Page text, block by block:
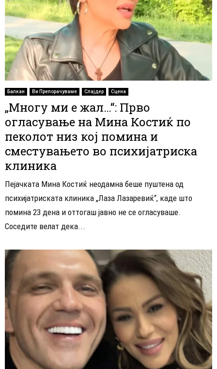
Балкан Ви Препорачуваме Слајдер Сцена
„Многу ми е жал…“: Прво
огласување на Мина Костиќ по
пеколот низ кој помина и
сместувањето во психијатриска
клиника
Пејачката Мина Костиќ неодамна беше пуштена од
психијатриската клиника „Лаза Лазаревиќ“, каде што
помина 23 дена и оттогаш јавно не се огласуваше.
Соседите велат дека...